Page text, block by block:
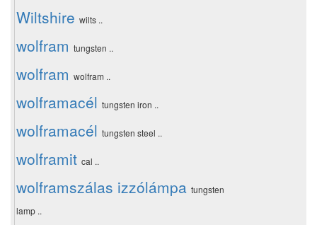
Wiltshire wilts ..
wolfram tungsten ..
wolfram wolfram ..
wolframacél tungsten iron ..
wolframacél tungsten steel ..
wolframit cal ..
wolframszálas izzólámpa tungsten
lamp ..